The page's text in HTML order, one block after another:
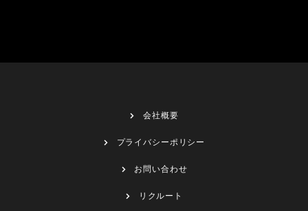
会社概要
プライバシーポリシー
お問い合わせ
リクルート